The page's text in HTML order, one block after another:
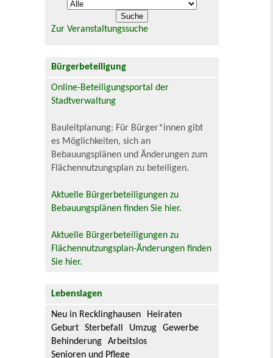
Zur Veranstaltungssuche
Bürgerbeteiligung
Online-Beteiligungsportal der
Stadtverwaltung
Bauleitplanung: Für Bürger*innen gibt
es Möglichkeiten, sich an
Bebauungsplänen und Änderungen zum
Flächennutzungsplan zu beteiligen.
Aktuelle Bürgerbeteiligungen zu
Bebauungsplänen finden Sie hier.
Aktuelle Bürgerbeteiligungen zu
Flächennutzungsplan-Änderungen finden
Sie hier.
Lebenslagen
Neu in Recklinghausen
Heiraten
Geburt
Sterbefall Umzug
Gewerbe
Behinderung
Arbeitslos
Senioren und Pflege